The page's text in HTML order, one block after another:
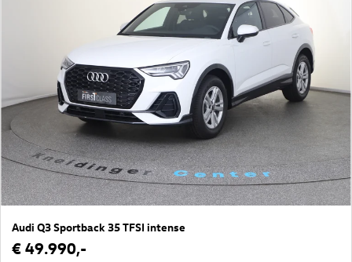
Audi Q3 Sportback 35 TFSI intense
€ 49.990,-